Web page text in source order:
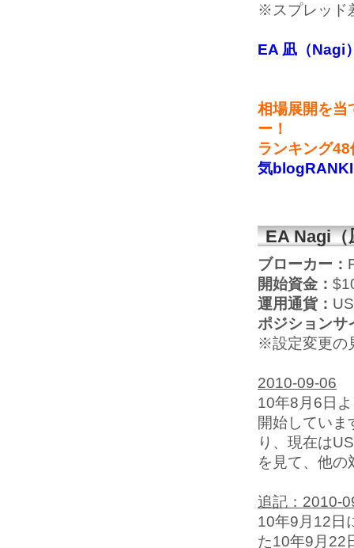
※スプレッド
EA 凪（Nagi
相場展開を当
ー！
ランキング
気
EA Nagi（
ブローカー：
開始資金：
運用通貨：
ポジションサ
※設定変更の
2010-09-06
10年8月6日
開始していま
り、現在は
を見て、他の
追記：2010-
10年9月12日
た10年9月22